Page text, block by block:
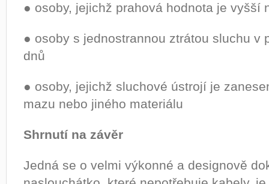
● osoby, jejichž prahová hodnota je vyšší
● osoby s jednostrannou ztrátou sluchu v
dnů
● osoby, jejichž sluchové ústrojí je
mazu nebo jiného materiálu
Shrnutí na závěr
Jedná se o velmi výkonné a designově